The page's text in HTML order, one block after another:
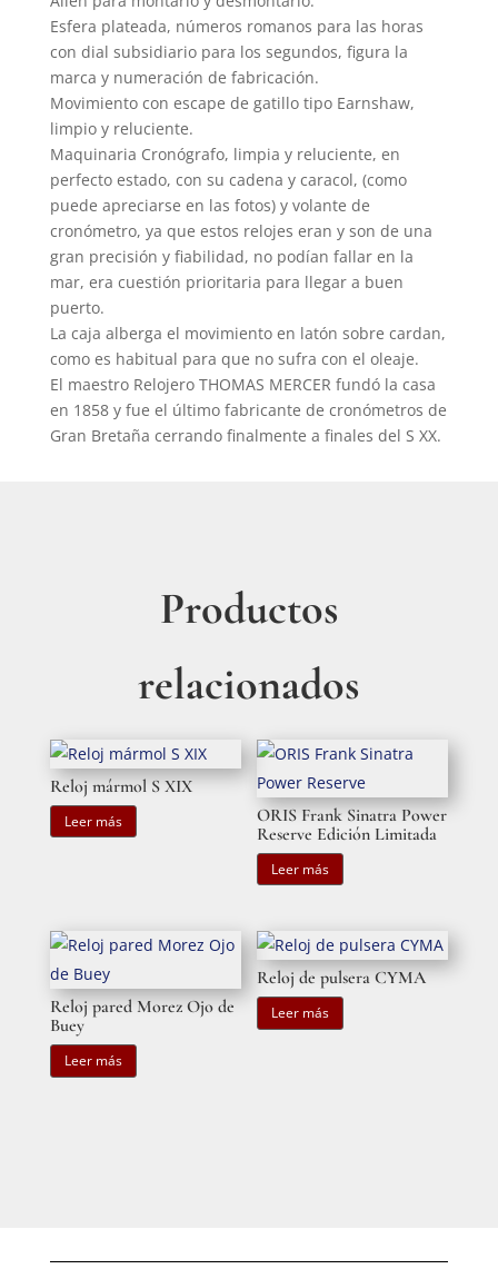
Esfera plateada, números romanos para las horas
con dial subsidiario para los segundos, figura la
marca y numeración de fabricación.
Movimiento con escape de gatillo tipo Earnshaw,
limpio y reluciente.
Maquinaria Cronógrafo, limpia y reluciente, en
perfecto estado, con su cadena y caracol, (como
puede apreciarse en las fotos) y volante de
cronómetro, ya que estos relojes eran y son de una
gran precisión y fiabilidad, no podían fallar en la
mar, era cuestión prioritaria para llegar a buen
puerto.
La caja alberga el movimiento en latón sobre cardan,
como es habitual para que no sufra con el oleaje.
El maestro Relojero THOMAS MERCER fundó la casa
en 1858 y fue el último fabricante de cronómetros de
Gran Bretaña cerrando finalmente a finales del S XX.
Productos
relacionados
Reloj mármol S XIX
Leer más
ORIS Frank Sinatra Power
Reserve Edición Limitada
Leer más
Reloj pared Morez Ojo de
Buey
Leer más
Reloj de pulsera CYMA
Leer más